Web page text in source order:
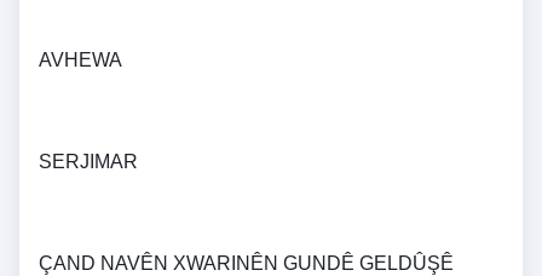
AVHEWA
SERJIMAR
ÇAND NAVÊN XWARINÊN GUNDÊ GELDÛŞÊ